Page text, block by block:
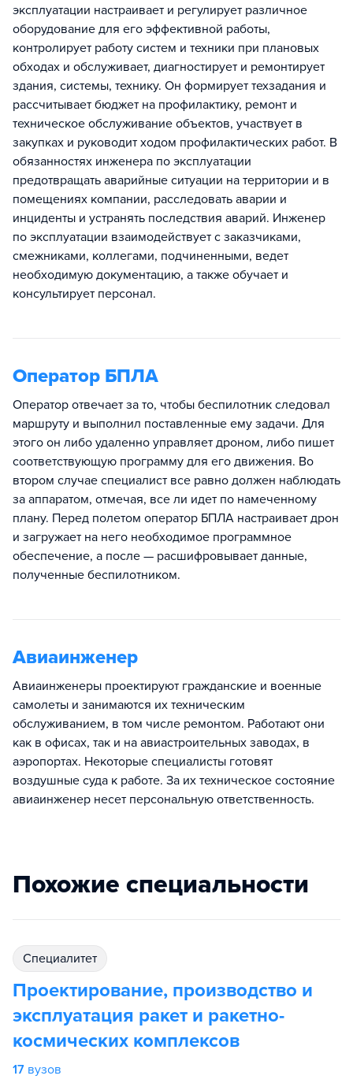
эксплуатации настраивает и регулирует различное
оборудование для его эффективной работы,
контролирует работу систем и техники при плановых
обходах и обслуживает, диагностирует и ремонтирует
здания, системы, технику. Он формирует техзадания и
рассчитывает бюджет на профилактику, ремонт и
техническое обслуживание объектов, участвует в
закупках и руководит ходом профилактических работ. В
обязанностях инженера по эксплуатации
предотвращать аварийные ситуации на территории и в
помещениях компании, расследовать аварии и
инциденты и устранять последствия аварий. Инженер
по эксплуатации взаимодействует с заказчиками,
смежниками, коллегами, подчиненными, ведет
необходимую документацию, а также обучает и
консультирует персонал.
Оператор БПЛА
Оператор отвечает за то, чтобы беспилотник следовал
маршруту и выполнил поставленные ему задачи. Для
этого он либо удаленно управляет дроном, либо пишет
соответствующую программу для его движения. Во
втором случае специалист все равно должен наблюдать
за аппаратом, отмечая, все ли идет по намеченному
плану. Перед полетом оператор БПЛА настраивает дрон
и загружает на него необходимое программное
обеспечение, а после — расшифровывает данные,
полученные беспилотником.
Авиаинженер
Авиаинженеры проектируют гражданские и военные
самолеты и занимаются их техническим
обслуживанием, в том числе ремонтом. Работают они
как в офисах, так и на авиастроительных заводах, в
аэропортах. Некоторые специалисты готовят
воздушные суда к работе. За их техническое состояние
авиаинженер несет персональную ответственность.
Похожие специальности
специалитет
Проектирование, производство и
эксплуатация ракет и ракетно-
космических комплексов
17 вузов